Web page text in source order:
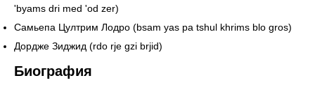
'byams dri med 'od zer)
Самьепа Цултрим Лодро (bsam yas pa tshul khrims blо gros)
Дордже Зиджид (rdo rje gzi brjid)
Биография